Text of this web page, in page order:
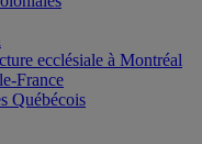
ecclésiale à Montréal
France
Québécois